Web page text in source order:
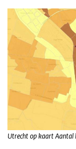
Utrecht op kaart Aantal